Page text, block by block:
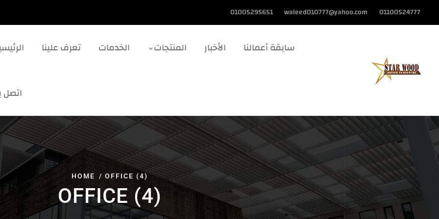
01100524777
waleed010777@yahoo.com
01005295651
تعرف علينا الخدمات المنتجات الأخبار سابقة أعمالنا
اتصل
HOME OFFICE (4)
OFFICE (4)